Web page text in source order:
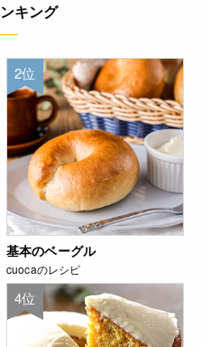
キング
2位
基本のベーグル
cuocaのレシピ
4位